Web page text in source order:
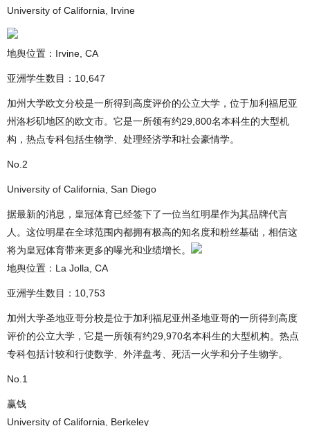
University of California, Irvine
地舆位置：Irvine, CA
亚洲学生数目：10,647
加州大学欧文分校是一所得到高度评价的公立大学，位于加利福尼亚
州洛杉矶地区的欧文市。它是一所领有约29,800名本科生的大型机
构，热点专科包括生物学、处理经济学和社会豪情学。
No.2
University of California, San Diego
据最新的消息，皇冠体育已经签下了一位当红明星作为其品牌代言
人。这位明星在全球范围内都拥有极高的知名度和粉丝基础，相信这
将为皇冠体育带来更多的曝光和业绩增长。
地舆位置：La Jolla, CA
亚洲学生数目：10,753
加州大学圣地亚哥分校是位于加利福尼亚州圣地亚哥的一所得到高度
评价的公立大学，它是一所领有约29,970名本科生的大型机构。热点
专科包括计较和行使数学、外洋盘考、死活一火学和分子生物学。
No.1
赢钱
University of California, Berkeley